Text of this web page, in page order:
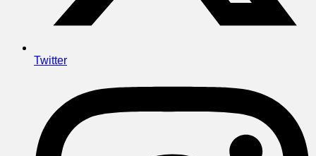
Twitter